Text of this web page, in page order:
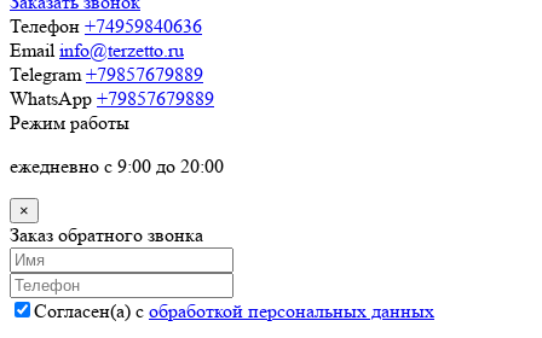
Телефон +74959840636
Email info@terzetto.ru
Telegram +79857679889
WhatsApp +79857679889
Режим работы
ежедневно с 9:00 до 20:00
×
Заказ обратного звонка
Согласен(а) с обработкой персональных данных